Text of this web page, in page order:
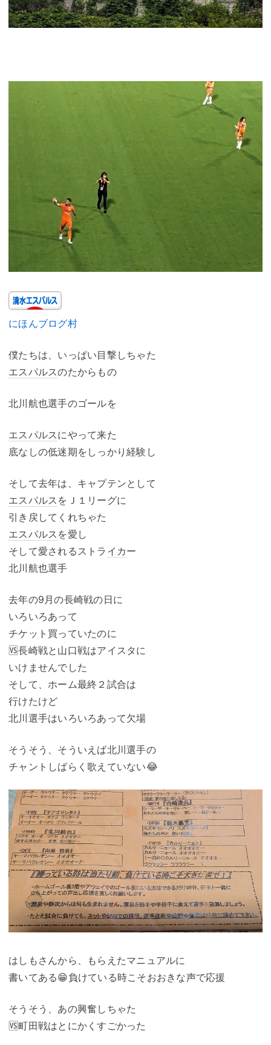
にほんブログ村
僕たちは、いっぱい目撃しちゃた
エスパルスのたからもの
北川航也選手のゴールを
エスパルスにやって来た
底なしの低迷期をしっかり経験し
そして去年は、キャプテンとして
エスパルス をＪ１リーグに
引き戻してくれちゃた
エスパルス を愛し
そして愛されるストラ イカー
北川航也選手
去年の9月の長崎戦の日に
いろいろあって
チケット買っていたのに
🆚長崎戦と山口戦はアイスタに
いけませんでした
そして、ホーム最終２試合は
行けたけど
北川選手はいろいろあって欠場
そうそう、そういえば北川選手の
チャントしばらく歌えていない😂
はしもさんから、もらえたマニュアルに
書いてある😁負けている時こそおおきな声で応援
そうそう、あの興奮しちゃた
🆚町田戦はとにかくすごかった